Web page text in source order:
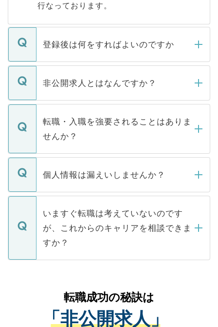
行なっております。
登録後は何をすればよいのですか
ご登録いただきましたら、弊社担当者がご
登録内容を確認し、その後メールもしくは
ます。通常、5営業日以内にはご連絡をせて
いただきますので、しばらくお待ちくださ
非公開求人とはなんですか？
マイナビDOCTORで取り扱っている求人の
うち約3割は、Webサイトからご覧いただ
けない「非公開求人」です。非公開求人は
下記の理由によって、一般には公開してい
ません。
■応募殺到を避けるため 人気のある医療機
関を公にしてしまうと、応募が殺到する場
に、医療機関が求める条件に合った人材の
みを人材紹介会社に依頼するケースが増え
ています。
転職・入職を強要されることはありま
せんか？
転職・入職を強要することは一切ありませ
ん。また、仮に応募先から内定をいただい
定を承諾する必要はありません。内定先へ
の辞退の連絡はキャリアパートナーが行い
個人情報は漏えいしませんか？
個人情報が漏えいすることはありませんの
で、ご安心ください。当サイトからの登録
などで収集したご登録者様の個人情報は、
ご本人のキャリアアップおよび転職活動の
支援を目的に使用いたします。お預かりし
ているすべての個人データはご本人の許可
は、個人情報の取り扱いについての厳密な
管理基準を満たした事業者のみに付与され
る、プライバシーマークを取得済みです。
いますぐ転職は考えていないのです
が、これからのキャリアを相談できま
すか？
かがいして、現在の医療機関の状況や紹介
経験をまじえながら、適切なアドバイスを
させていただきます。すぐにご転職をされ
転職成功の秘訣は
「非公開求人」